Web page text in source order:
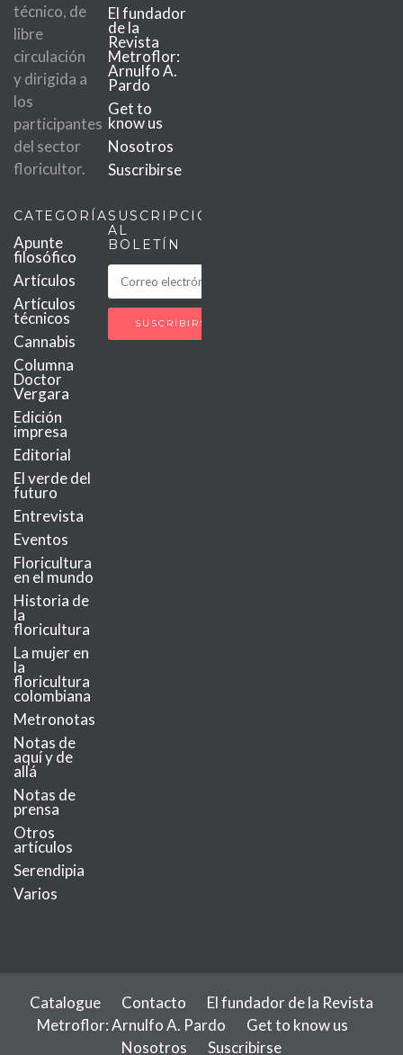
técnico, de
libre
circulación
y dirigida a
los
participantes
del sector
floricultor.
El fundador
de la
Revista
Metroflor:
Arnulfo A.
Pardo
Get to
know us
Nosotros
Suscribirse
CATEGORÍAS
Apunte
filosófico
Artículos
Artículos
técnicos
Cannabis
Columna
Doctor
Vergara
Edición
impresa
Editorial
El verde del
futuro
Entrevista
Eventos
Floricultura
en el mundo
Historia de
la
floricultura
La mujer en
la
floricultura
colombiana
Metronotas
Notas de
aquí y de
allá
Notas de
prensa
Otros
artículos
Serendipia
Varios
SUSCRIPCIÓN
AL
BOLETÍN
Catalogue Contacto
El fundador de la Revista
Metroflor: Arnulfo A. Pardo
Get to know us
Nosotros
Suscribirse